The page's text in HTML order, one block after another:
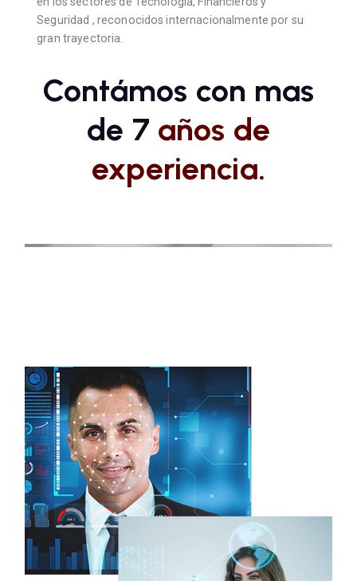
Seguridad , reconocidos internacionalmente por su
gran trayectoria.
Contámos con mas
de 7 años de
experiencia.